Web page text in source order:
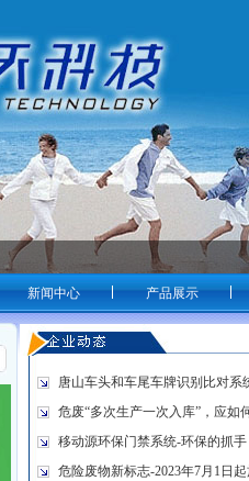
新闻中心 产品展示
唐山车头和车尾车牌识别比对
危废“多次生产一次入库”，应如
移动源环保门禁系统-环保的抓
危险废物新标志-2023年7月1日